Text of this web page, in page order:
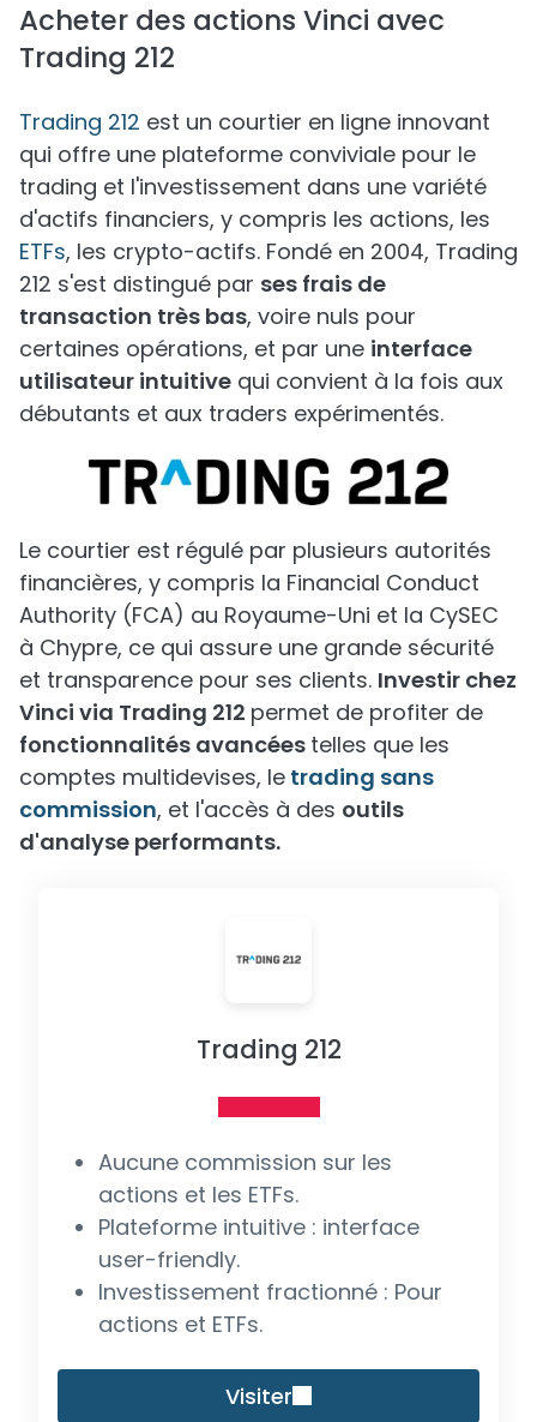
Acheter des actions Vinci avec
Trading 212
Trading 212 est un courtier en ligne innovant
qui offre une plateforme conviviale pour le
trading et l'investissement dans une variété
d'actifs financiers, y compris les actions, les
ETFs, les crypto-actifs. Fondé en 2004, Trading
212 s'est distingué par ses frais de
transaction très bas, voire nuls pour
certaines opérations, et par une interface
utilisateur intuitive qui convient à la fois aux
débutants et aux traders expérimentés.
Le courtier est régulé par plusieurs autorités
financières, y compris la Financial Conduct
Authority (FCA) au Royaume-Uni et la CySEC
à Chypre, ce qui assure une grande sécurité
et transparence pour ses clients. Investir chez
Vinci via Trading 212 permet de profiter de
fonctionnalités avancées telles que les
comptes multidevises, le trading sans
commission, et l'accès à des outils
d'analyse performants.
Trading 212
Aucune commission sur les
actions et les ETFs.
Plateforme intuitive : interface
user-friendly.
Investissement fractionné : Pour
actions et ETFs.
Visiter